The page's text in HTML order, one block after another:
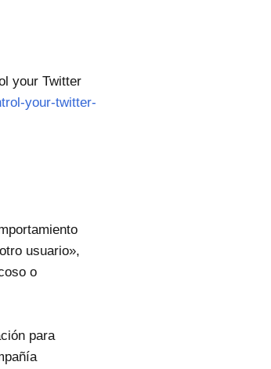
your Twitter
your-twitter-
usuario»,
o
para